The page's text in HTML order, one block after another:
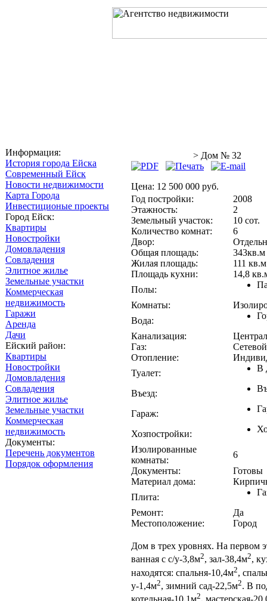
Информация:
История города Ейска
Современный Ейск
Новости недвижимости
Карта Города
Инвестиционые проекты
Город Ейск:
Квартиры
Новостройки
Домовладения
Совладения
Элитное жилье
Земельные участки
Коммерческая
недвижимость
Гаражи
Аренда
Дачи
Ейский район:
Квартиры
Новостройки
Домовладения
Совладения
Элитное жилье
Земельные участки
Коммерческая
недвижимость
Документы:
Перечень документов
Порядок оформления
> Дом № 32
Цена: 12 500 000 руб.
Год постройки:
2008
Этажность:
2
Земельный участок:
10 сот.
Количество комнат:
6
Двор:
Общая площадь:
343кв.м
Жилая площадь:
111 кв.м
Площадь кухни:
14,8
Полы:
Комнаты:
Вода:
Канализация:
Газ:
Сетевой
Отопление:
Туалет:
В
Въезд:
Гараж:
Хозпостройки:
Изолированные
комнаты:
6
Документы:
Готовы
Материал дома:
Плита:
Ремонт:
Да
Местоположение:
Город
Дом в трех уровнях. На первом
ванная с с/у-3,8м2, зал-38,4м2,
находятся: спальня-10,4м2,
у-1,4м2, зимний сад-22,5м2. В
2